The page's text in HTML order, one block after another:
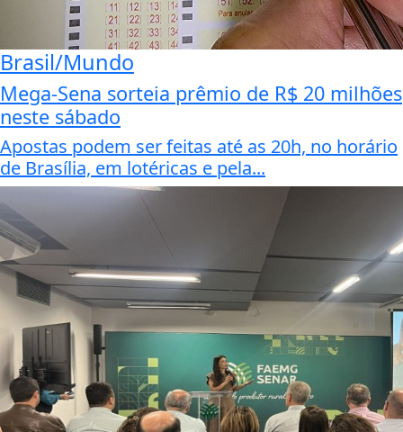
Brasil/Mundo
Mega-Sena sorteia prêmio de R$ 20 milhões
neste sábado
Apostas podem ser feitas até as 20h, no horário
de Brasília, em lotéricas e pela...